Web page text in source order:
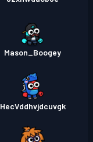
Mason_Boogey
HecVddhvjdcuvgk